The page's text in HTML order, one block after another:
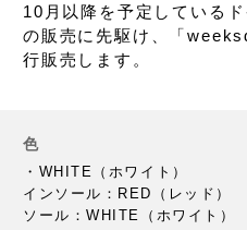
10月以降を予定している
の販売に先駆け、
「
行販売します。
色
・WHITE（ホワイト）
インソール：RED（レッド）
ソール：WHITE（ホワイト）